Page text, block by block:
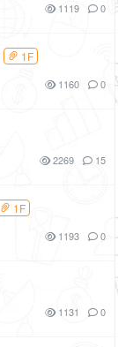
1119 0
1F
1160 0
2269 15
1F
1193 0
1131 0